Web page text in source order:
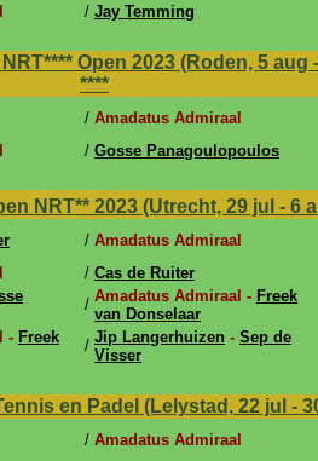
/ Jay Temming
Open 2023 (Roden, 5 aug
****
/ Amadatus Admiraal
/ Gosse Panagoulopoulos
NRT** 2023 (Utrecht, 29 jul - 6
/ Amadatus Admiraal
/ Cas de Ruiter
/ Amadatus Admiraal - Freek
van Donselaar
- Freek
/ Jip Langerhuizen - Sep de
Visser
en Padel (Lelystad, 22 jul -
/ Amadatus Admiraal